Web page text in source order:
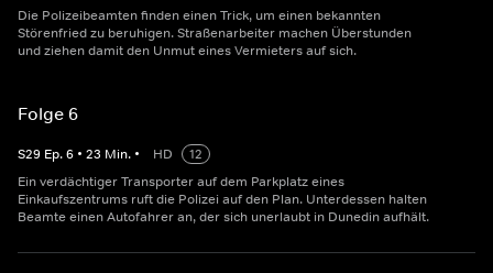
Die Polizeibeamten finden einen Trick, um einen bekannten
Störenfried zu beruhigen. Straßenarbeiter machen Überstunden
und ziehen damit den Unmut eines Vermieters auf sich.
Folge 6
S29 Ep.6 • 23 Min. • HD
12
Ein verdächtiger Transporter auf dem Parkplatz eines
Einkaufszentrums ruft die Polizei auf den Plan. Unterdessen halten
Beamte einen Autofahrer an, der sich unerlaubt in Dunedin aufhält.